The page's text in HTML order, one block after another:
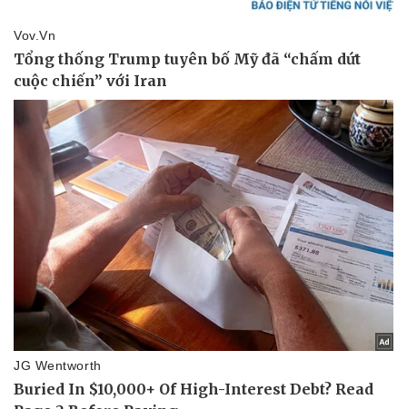
Bóng đá
Lịch thi đấu bóng đá
Thế giới thể thao
eSports
Hậu trường
Ô tô
Tư vấn